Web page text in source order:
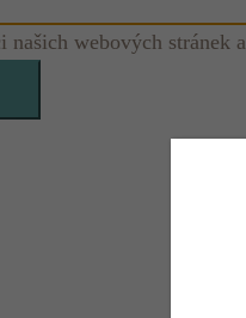
webových stránek